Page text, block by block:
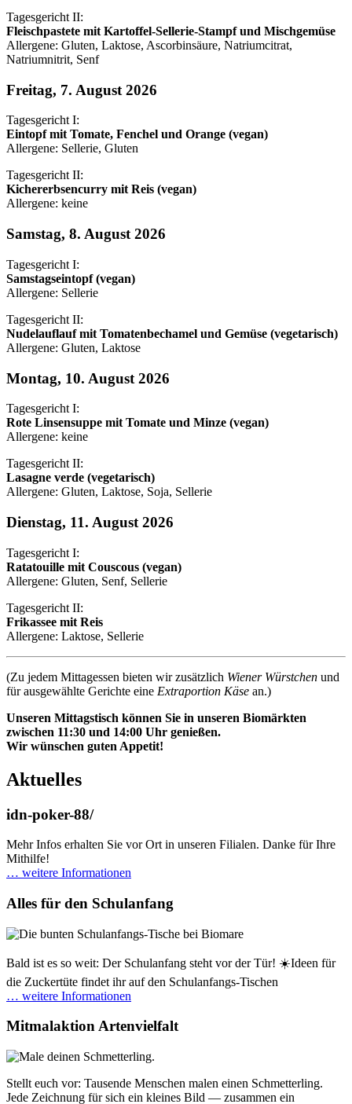
Tagesgericht II:
Fleischpastete mit Kartoffel-Sellerie-Stampf und Mischgemüse
Allergene: Gluten, Laktose, Ascorbinsäure, Natriumcitrat,
Natriumnitrit, Senf
Freitag, 7. August 2026
Tagesgericht I:
Eintopf mit Tomate, Fenchel und Orange (vegan)
Allergene: Sellerie, Gluten
Tagesgericht II:
Kichererbsencurry mit Reis (vegan)
Allergene: keine
Samstag, 8. August 2026
Tagesgericht I:
Samstagseintopf (vegan)
Allergene: Sellerie
Tagesgericht II:
Nudelauflauf mit Tomatenbechamel und Gemüse (vegetarisch)
Allergene: Gluten, Laktose
Montag, 10. August 2026
Tagesgericht I:
Rote Linsensuppe mit Tomate und Minze (vegan)
Allergene: keine
Tagesgericht II:
Lasagne verde (vegetarisch)
Allergene: Gluten, Laktose, Soja, Sellerie
Dienstag, 11. August 2026
Tagesgericht I:
Ratatouille mit Couscous (vegan)
Allergene: Gluten, Senf, Sellerie
Tagesgericht II:
Frikassee mit Reis
Allergene: Laktose, Sellerie
(Zu jedem Mittagessen bieten wir zusätzlich Wiener Würstchen und
für ausgewählte Gerichte eine Extraportion Käse an.)
Unseren Mittagstisch können Sie in unseren Biomärkten
zwischen 11:30 und 14:00 Uhr genießen.
Wir wünschen guten Appetit!
Aktuelles
idn-poker-88/
Mehr Infos erhalten Sie vor Ort in unseren Filialen. Danke für Ihre
Mithilfe!
… weitere Informationen
Alles für den Schulanfang
Bald ist es so weit: Der Schulanfang steht vor der Tür! ☀️Ideen für
die Zuckertüte findet ihr auf den Schulanfangs-Tischen
… weitere Informationen
Mitmalaktion Artenvielfalt
Stellt euch vor: Tausende Menschen malen einen Schmetterling.
Jede Zeichnung für sich ein kleines Bild — zusammen ein